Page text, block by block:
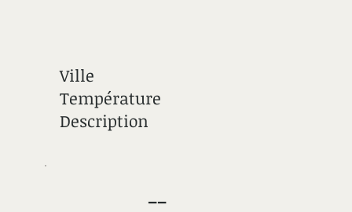
--
Ville
Température
Description